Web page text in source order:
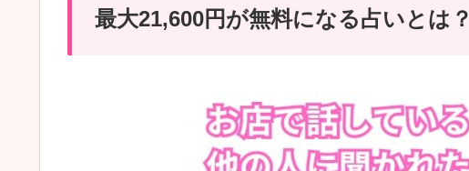
最大21,600円が無料になる占いとは？